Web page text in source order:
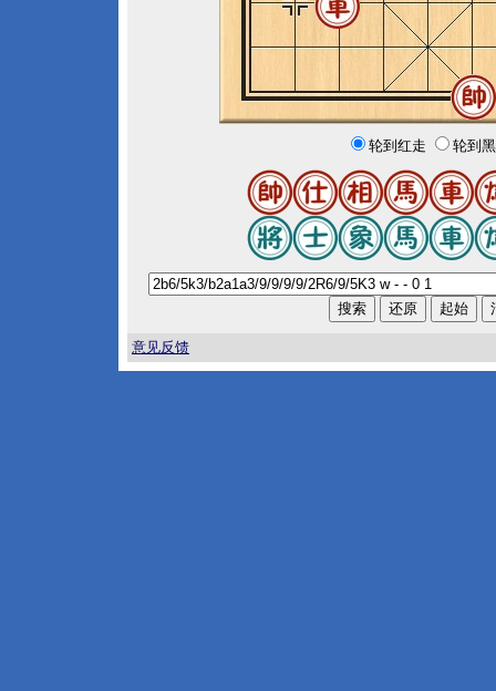
轮到红走 轮到
意见反馈